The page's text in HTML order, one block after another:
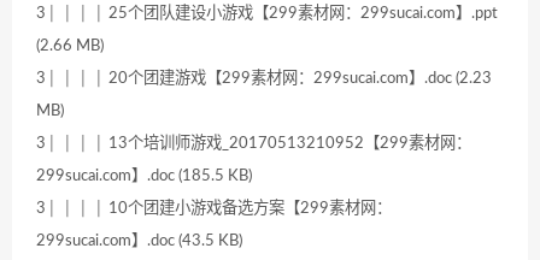
3│ │ │ │ 25个团队建设小游戏【299素材网：299sucai.com】.ppt
(2.66 MB)
3│ │ │ │ 20个团建游戏【299素材网：299sucai.com】.doc (2.23
MB)
3│ │ │ │ 13个培训师游戏_20170513210952【299素材网：
299sucai.com】.doc (185.5 KB)
3│ │ │ │ 10个团建小游戏备选方案【299素材网：
299sucai.com】.doc (43.5 KB)